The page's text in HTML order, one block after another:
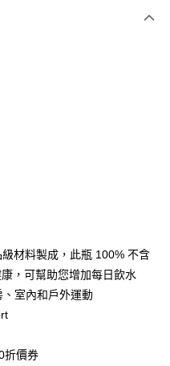
中國信託商業銀行
」的支付方式。 讓您購物簡單
儲值。
結帳。
材料製成，此瓶 100% 不含
，可幫助您增加每日飲水
室內和戶外運動
折價券